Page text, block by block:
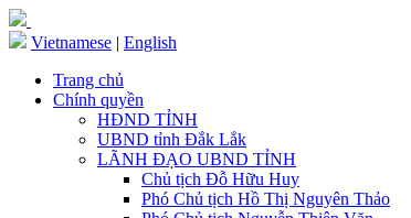
Vietnamese | English
Trang chủ
Chính quyền
HĐND TỈNH
UBND tỉnh Đắk Lắk
LÃNH ĐẠO UBND TỈNH
Chủ tịch Đỗ Hữu Huy
Phó Chủ tịch Hồ Thị Nguyên Thảo